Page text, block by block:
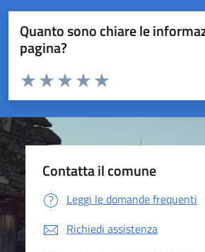
Quanto sono chiare le
pagina?
Valuta da 1 a 5 stelle la pagina
Valuta 5 stelle su 5
Valuta 4 stelle su 5
Valuta 3 stelle su 5
Valuta 2 stelle su 5
Valuta 1 stelle su 5
Contatta il comune
Leggi le domande frequenti
Richiedi assistenza